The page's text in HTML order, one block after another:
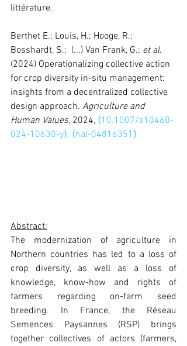
littérature.
Berthet E.; Louis, H.; Hooge, R.;
Bosshardt, S.;  (...) Van Frank, G.; et al.
(2024) Operationalizing collective action
for crop diversity in-situ management:
insights from a decentralized collective
design approach. Agriculture and
Human Values, 2024, ⟨10.1007/s10460-
024-10630-y⟩. ⟨hal-04816351⟩
Abstract:
The modernization of agriculture in
Northern countries has led to a loss of
crop diversity, as well as a loss of
knowledge, know-how and rights of
farmers regarding on-farm seed
breeding. In France, the Réseau
Semences Paysannes (RSP) brings
together collectives of actors (farmers,